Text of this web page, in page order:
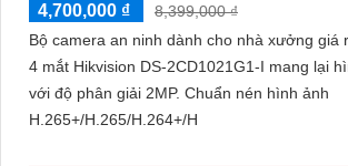
4,700,000 ₫
8,399,000 ₫
Bộ camera an ninh dành cho nhà xưởng giá
4 mắt Hikvision DS-2CD1021G1-I mang lại
với độ phân giải 2MP. Chuẩn nén hình ảnh
H.265+/H.265/H.264+/H